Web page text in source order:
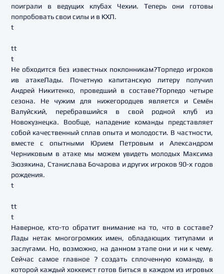
поиграли в ведущих клубах Чехии. Теперь они готовы
попробовать свои силы и в КХЛ.
t
tt
t
Не обходится без известных поклонникам?Торпедо игроков
ив атакеЛады. Почетную капитанскую литеру получил
Андрей Никитенко, проведший в составе?Торпедо четыре
сезона. Не чужим для нижегородцев является и Семён
Валуйский, перебравшийся в свой родной клуб из
Новокузнецка. Вообще, нападение команды представляет
собой качественный сплав опыта и молодости. В частности,
вместе с опытными Юрием Петровым и Александром
Черниковым в атаке мы можем увидеть молодых Максима
Зюзякина, Станислава Бочарова и других игроков 90-х годов
рождения.
t
tt
t
Наверное, кто-то обратит внимание на то, что в составе?
Лады нетак многогромких имен, обладающих титулами и
заслугами. Но, возможно, на данном этапе они и ни к чему.
Сейчас самое главное ? создать сплоченную команду, в
которой каждый хоккеист готов биться в каждом из игровых